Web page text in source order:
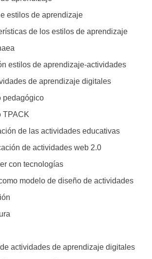
estilos de aprendizaje
de los estilos de aprendizaje
estilos de aprendizaje-actividades
de aprendizaje digitales
pedagógico
TPACK
de las actividades educativas
de actividades web 2.0
con tecnologías
modelo de diseño de actividades
actividades de aprendizaje digitales